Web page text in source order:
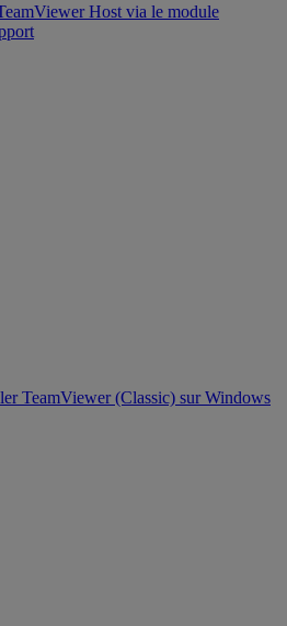
Host via le module
TeamViewer (Classic) sur Windows